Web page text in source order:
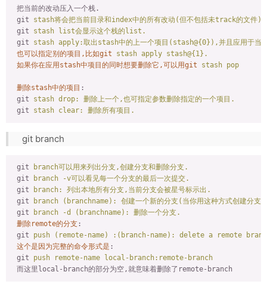
把当前的改动压入一个栈.
git
stash将会把当前目录和index中的所有改动(但不包括未track的文件)
git
stash list会显示这个栈的list.
git
stash apply:取出stash中的上一个项目(stash@{0}),并且应用于当
也可以指定别的项目,比如git
stash apply stash@{1}.
如果你在应用stash中项目的同时想要删除它,可以用git
stash pop
删除stash中的项目 :
git
stash drop: 删除上一个,也可指定参数删除指定的一个项目.
git
stash clear: 删除所有项目.
git branch
git
branch可以用来列出分支,创建分支和删除分支.
git
branch -v可以看见每一个分支的最后一次提交.
git
branch: 列出本地所有分支,当前分支会被星号标示出.
git
branch (branchname): 创建一个新的分支(当你用这种方式创建分支
git
branch -d (branchname): 删除一个分支.
删除remote的分支 :
git
push (remote-name) :(branch-name): delete a remote
这个是因为完整的命令形式是 :
git
push remote-name local-branch:remote-branch
而这里local-branch的部分为空,就意味着删除了remote-branch